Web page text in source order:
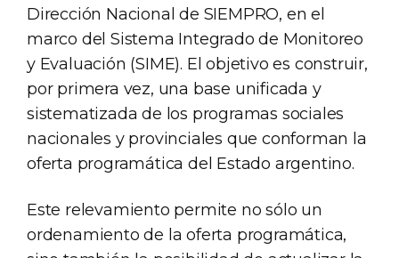
Dirección Nacional de SIEMPRO, en el
marco del Sistema Integrado de Monitoreo
y Evaluación (SIME). El objetivo es construir,
por primera vez, una base unificada y
sistematizada de los programas sociales
nacionales y provinciales que conforman la
oferta programática del Estado argentino.
Este relevamiento permite no sólo un
ordenamiento de la oferta programática,